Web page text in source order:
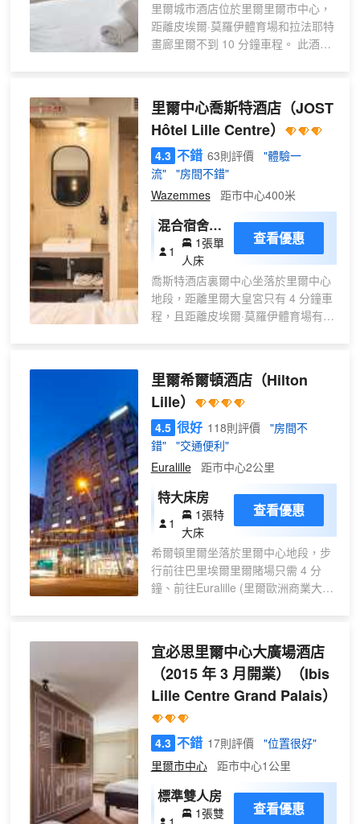
里爾城市酒店位於里爾里爾市中心，
距離皮埃爾·莫羅伊體育場和拉法耶特
畫廊里爾不到 10 分鐘車程。 此酒店
里（0.6 公里）。 您可到屋頂露台欣
賞美景，還可利用免費 WiFi和宴會廳
等服務和設施。 每天 07:30 至 10:00
提供收費的自助式早餐。 特色服務/
設施包括大堂免費報紙、24 小時前台
房提供平板電視；您定能在旅途中找
到家的舒適。提供免費無線網絡，方
便您與朋友保持聯繫；有線頻道可滿
足您的娛樂需求。配備淋浴設施的私
人浴室提供免費洗浴用品和吹風機。
便利設施包括免費報紙，每天提供客
房服務；還可應要求提供熨斗/熨板。
里爾中心喬斯特酒店（JOST
Hôtel Lille Centre）
4.3 不錯 63則評價
"體驗一
流"
"房間不錯"
Wazemmes
距市中心400米
混合宿舍一
張床 - 8(床
位房)
1
1張單
人床
查看優惠
喬斯特酒店裏爾中心坐落於里爾中心
地段，距離里爾大皇宮只有 4 分鐘車
程，且距離皮埃爾·莫羅伊體育場有
塞瓦斯托波爾劇院 0.3 英里（0.6 公
里）。 您可利用免費 WiFi和宴會廳
等便利服務和設施。 酒店設有多家餐
飲設施，包括 6 間餐廳和咖啡館。您
可以任選一家，簡單吃一點。在忙碌
下。每天 07:00 至 10:00 提供收費的
自助式早餐。 特色服務/設施包括快
速入住、快速退房和24 小時前台服
務。酒店提供收費自助停車。 有 81
間空調客房提供平板電視；您定能在
旅途中找到家的舒適。提供免費無線
網絡，方便您與朋友保持聯繫；有線
頻道可滿足您的娛樂需求。配備浴缸
和辦公椅；而且按要求提供提供客房
服務。
里爾希爾頓酒店（Hilton
Lille）
4.5 很好 118則評價
"房間不
錯"
"交通便利"
Euralille
距市中心2公里
特大床房
1
1張特
大床
查看優惠
希爾頓里爾坐落於里爾中心地段，步
行前往巴里埃爾里爾賭場只需 4 分
鐘、前往Euralille (里爾歐洲商業大
離里爾大廣場 0.7 英里（1.1 公
里）。 您可充分利用健身中心等度假
設施，此外還有免費 WiFi和舞廳等。
您可以去Europa享用一頓美餐，也可
以待在房間裏，享受酒店的 24 小時
杯喜歡的飲品，暢飲一番。每天
06:00 至 10:30 提供收費的自助式早
餐。 特色服務/設施包括大堂免費報
紙、乾洗/洗衣服務和24 小時前台服
務。計劃在里爾舉辦活動？這家酒店
宜必思里爾中心大廣場酒店
（2015 年 3 月開業）
（Ibis
Lille Centre Grand Palais）
4.3 不錯 17則評價
"位置很好"
里爾市中心
距市中心1公里
標準雙人房
1張雙
查看優惠